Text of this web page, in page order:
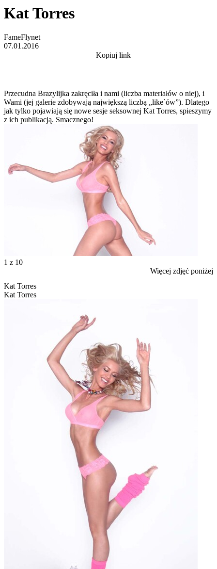
Kat Torres
FameFlynet
07.01.2016
Kopiuj link
Przecudna Brazylijka zakręciła i nami (liczba materiałów o niej), i
Wami (jej galerie zdobywają największą liczbą „like`ów”). Dlatego
jak tylko pojawiają się nowe sesje seksownej Kat Torres, spieszymy
z ich publikacją. Smacznego!
1 z 10
Więcej zdjęć poniżej
Kat Torres
Kat Torres